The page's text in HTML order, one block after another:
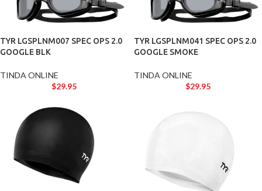
TYR LGSPLNM007 SPEC OPS 2.0
GOOGLE BLK
TINDA ONLINE
$29.95
TYR LGSPLNM041 SPEC OPS 2.0
GOOGLE SMOKE
TINDA ONLINE
$29.95